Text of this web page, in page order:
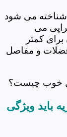
شناخته می شود
می
کمتر
و مفاصل
خوب چیست؟
باید ویژگی